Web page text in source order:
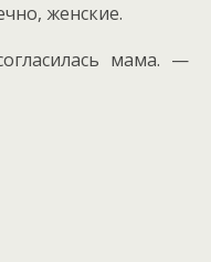
женские.
мама. —